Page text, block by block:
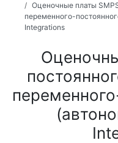
Оценочные платы
переменного-
Integrations